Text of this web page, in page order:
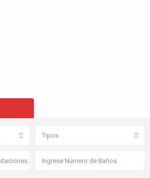
Tipos